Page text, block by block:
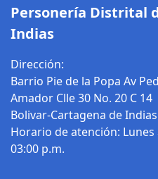
Personería Distrital
Indias
Dirección:
Barrio Pie de la Popa Av
Amador Clle 30 No. 20 C 14
Bolivar-Cartagena de
Horario de atención: Lunes
03:00 p.m.